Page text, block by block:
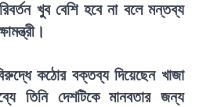
খুব বেশি হবে না বলে মন্তব্য
কঠোর বক্তব্য দিয়েছেন খাজা
তিনি দেশটিকে মানবতার জন্য